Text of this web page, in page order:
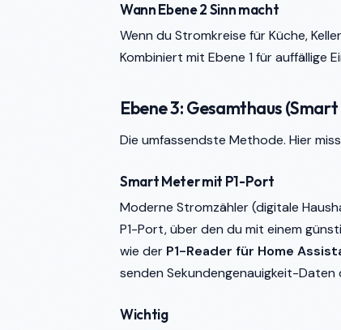
Wann Ebene 2 Sinn macht
Wenn du Stromkreise für Küche,
Kombiniert mit Ebene 1 für auffällige
Ebene 3: Gesamthaus
Die umfassendste Methode. Hier
Smart Meter mit P1-Port
Moderne Stromzähler (digitale
P1-Port, über den du mit einem
wie der P1-Reader für Home
senden Sekundengenauigkeit-Daten
Wichtig